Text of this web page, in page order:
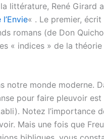
littérature, René Girard
« . Le premier,
romans (de Don
« indices » de la théorie
notre monde moderne.
pour faire pleuvoir est
Notez l’importance
Mais une fois que